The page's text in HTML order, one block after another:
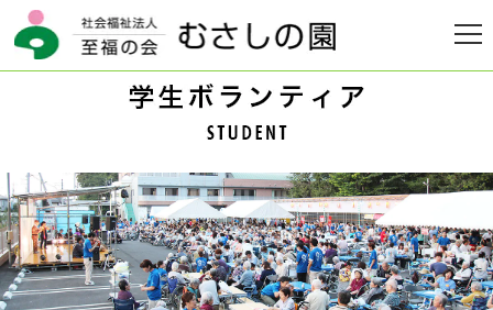
HOME 学生ボランティア